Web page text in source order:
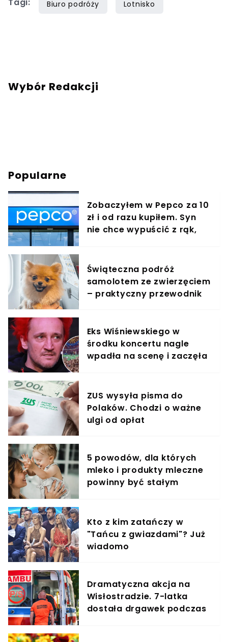
Biuro podróży Lotnisko
Wybór Redakcji
Popularne
Zobaczyłem w Pepco za 10
zł i od razu kupiłem. Syn
nie chce wypuścić z rąk,
Świąteczna podróż
samolotem ze zwierzęciem
– praktyczny przewodnik
Eks Wiśniewskiego w
środku koncertu nagle
wpadła na scenę i zaczęła
ZUS wysyła pisma do
Polaków. Chodzi o ważne
ulgi od opłat
5 powodów, dla których
mleko i produkty mleczne
powinny być stałym
Kto z kim zatańczy w
"Tańcu z gwiazdami"? Już
wiadomo
Dramatyczna akcja na
Wisłostradzie. 7-latka
dostała drgawek podczas